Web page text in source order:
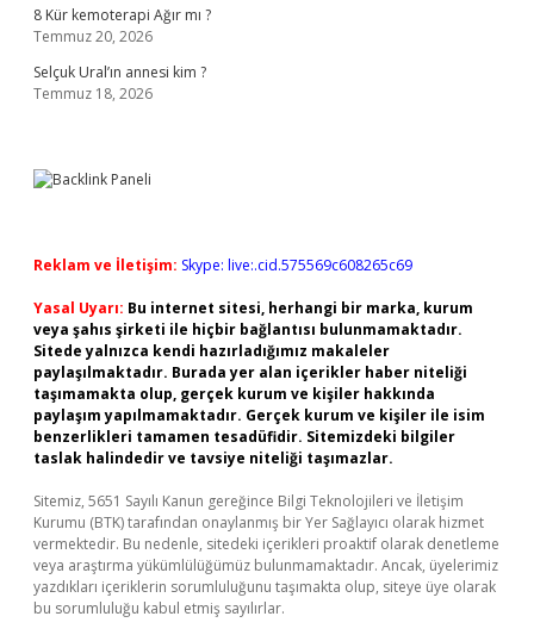
8 Kür kemoterapi Ağır mı ?
Temmuz 20, 2026
Selçuk Ural’ın annesi kim ?
Temmuz 18, 2026
Reklam ve İletişim: Skype: live:.cid.575569c608265c69
Yasal Uyarı: Bu internet sitesi, herhangi bir marka, kurum
veya şahıs şirketi ile hiçbir bağlantısı bulunmamaktadır.
Sitede yalnızca kendi hazırladığımız makaleler
paylaşılmaktadır. Burada yer alan içerikler haber niteliği
taşımamakta olup, gerçek kurum ve kişiler hakkında
paylaşım yapılmamaktadır. Gerçek kurum ve kişiler ile isim
benzerlikleri tamamen tesadüfidir. Sitemizdeki bilgiler
taslak halindedir ve tavsiye niteliği taşımazlar.
Sitemiz, 5651 Sayılı Kanun gereğince Bilgi Teknolojileri ve İletişim
Kurumu (BTK) tarafından onaylanmış bir Yer Sağlayıcı olarak hizmet
vermektedir. Bu nedenle, sitedeki içerikleri proaktif olarak denetleme
veya araştırma yükümlülüğümüz bulunmamaktadır. Ancak, üyelerimiz
yazdıkları içeriklerin sorumluluğunu taşımakta olup, siteye üye olarak
bu sorumluluğu kabul etmiş sayılırlar.